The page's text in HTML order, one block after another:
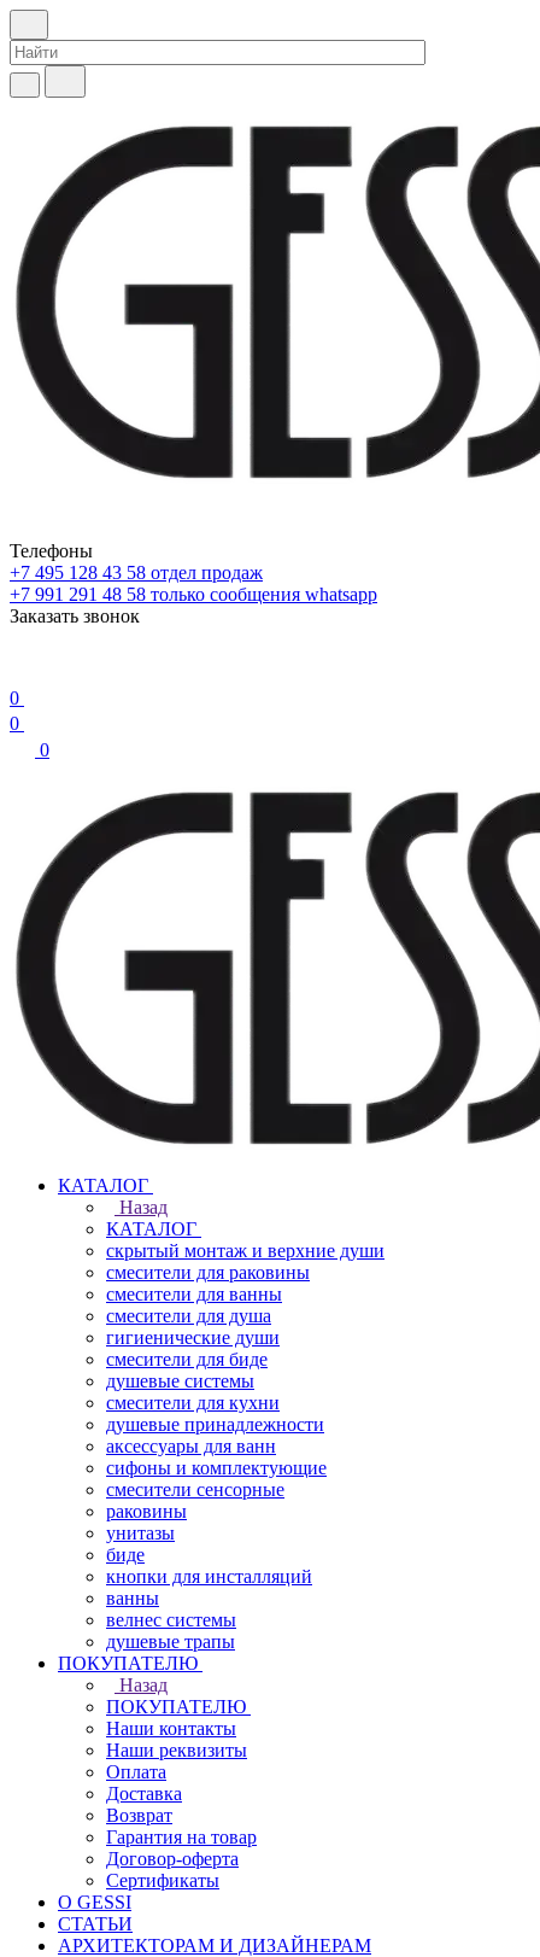
Телефоны
+7 495 128 43 58 отдел продаж
+7 991 291 48 58 только сообщения whatsapp
Заказать звонок
0
0
0
КАТАЛОГ
Назад
КАТАЛОГ
скрытый монтаж и верхние души
смесители для раковины
смесители для ванны
смесители для душа
гигиенические души
смесители для биде
душевые системы
смесители для кухни
душевые принадлежности
аксессуары для ванн
сифоны и комплектующие
смесители сенсорные
раковины
унитазы
биде
кнопки для инсталляций
ванны
велнес системы
душевые трапы
ПОКУПАТЕЛЮ
Назад
ПОКУПАТЕЛЮ
Наши контакты
Наши реквизиты
Оплата
Доставка
Возврат
Гарантия на товар
Договор-оферта
Сертификаты
О GESSI
СТАТЬИ
АРХИТЕКТОРАМ И ДИЗАЙНЕРАМ